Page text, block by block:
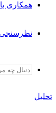
همکاری
نظرسنجی
تحلیل